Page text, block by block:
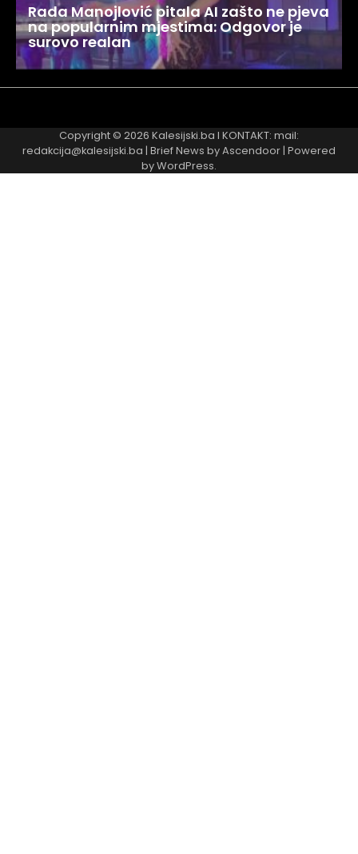
Rada Manojlović pitala AI zašto ne pjeva
na popularnim mjestima: Odgovor je
surovo realan
Copyright © 2026 Kalesijski.ba I KONTAKT: mail:
redakcija@kalesijski.ba | Brief News byAscendoor| Powered
byWordPress.